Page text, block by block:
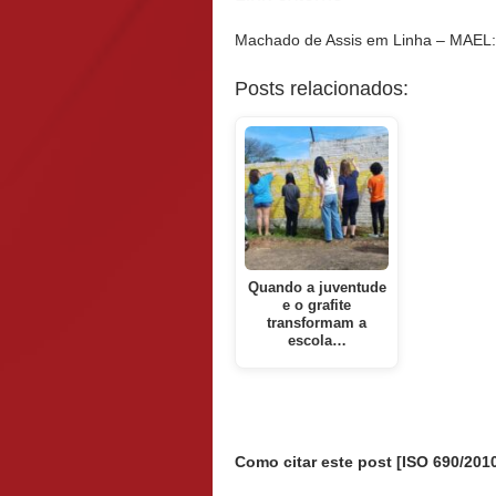
Machado de Assis em Linha – MAEL:
Posts relacionados:
Quando a juventude
e o grafite
transformam a
escola…
Como citar este post [ISO 690/